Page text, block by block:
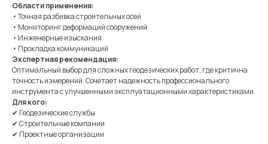
Области применения:
• Точная разбивка строительных осей
• Мониторинг деформаций сооружений
• Инженерные изыскания
• Прокладка коммуникаций
Экспертная рекомендация:
Оптимальный выбор для сложных геодезических работ, где критична
точность измерений. Сочетает надежность профессионального
инструмента с улучшенными эксплуатационными характеристиками.
Для кого:
✔ Геодезические службы
✔ Строительные компании
✔ Проектные организации